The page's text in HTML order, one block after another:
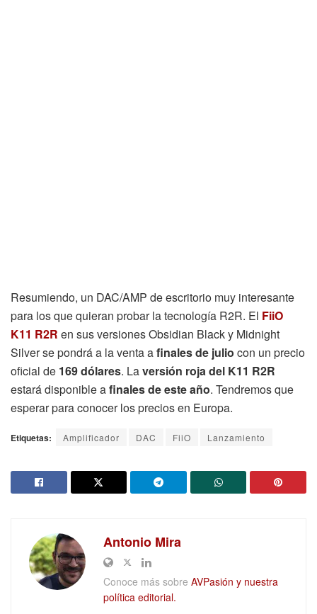
Resumiendo, un DAC/AMP de escritorio muy interesante
para los que quieran probar la tecnología R2R. El FiiO
K11 R2R en sus versiones Obsidian Black y Midnight
Silver se pondrá a la venta afinales de julio con un precio
oficial de 169 dólares. Laversión roja del K11 R2R
estará disponible afinales de este año. Tendremos que
esperar para conocer los precios en Europa.
Etiquetas: Amplificador DAC FiiO Lanzamiento
Antonio Mira
Conoce más sobre AVPasión y nuestra
política editorial.